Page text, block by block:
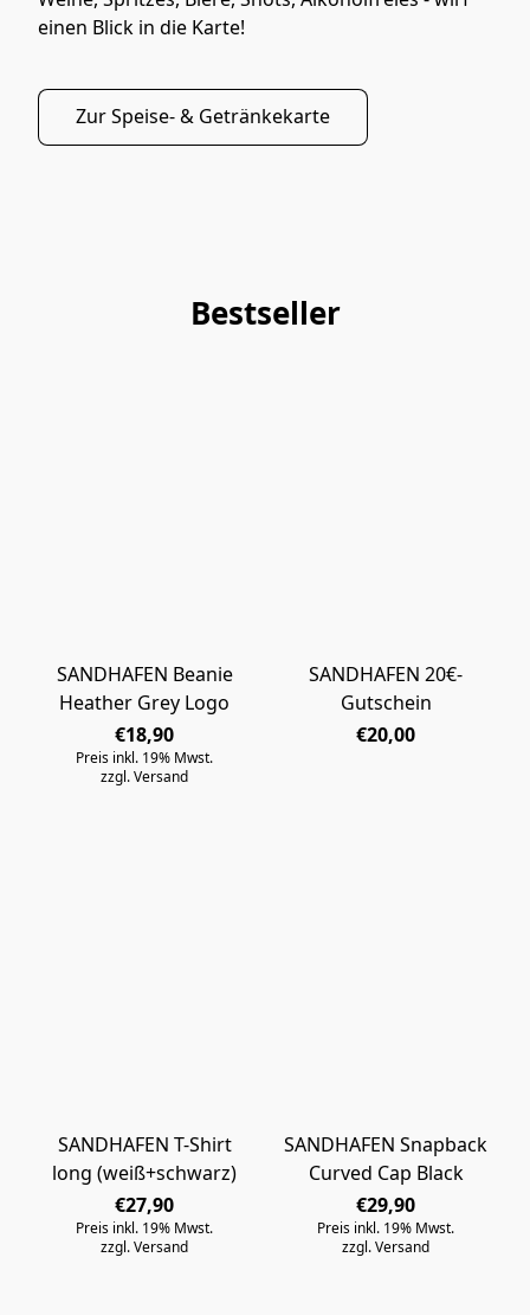
einen Blick in die Karte!
Zur Speise- & Getränkekarte
Bestseller
SANDHAFEN Beanie
Heather Grey Logo
€18,90
Preis inkl. 19% Mwst.
zzgl. Versand
SANDHAFEN 20€-
Gutschein
€20,00
SANDHAFEN T-Shirt
long (weiß+schwarz)
€27,90
Preis inkl. 19% Mwst.
zzgl. Versand
SANDHAFEN Snapback
Curved Cap Black
€29,90
Preis inkl. 19% Mwst.
zzgl. Versand